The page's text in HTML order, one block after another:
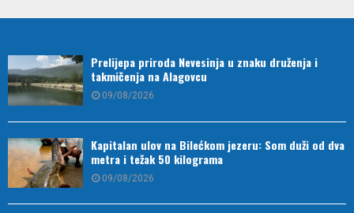
Prelijepa priroda Nevesinja u znaku druženja i
takmičenja na Alagovcu
09/08/2026
Kapitalan ulov na Bilećkom jezeru: Som duži od dva
metra i težak 50 kilograma
09/08/2026